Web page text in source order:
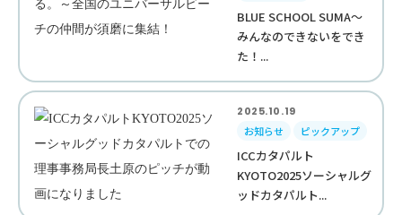
BLUE SCHOOL SUMA～
みんなのできないをでき
た！...
2025.10.19
お知らせ
ピックアップ
ICCカタパルト
KYOTO2025ソーシャルグ
ッドカタパルト...